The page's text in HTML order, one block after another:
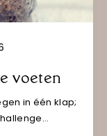
voeten
in één klap;